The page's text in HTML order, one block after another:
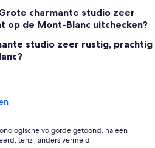
charmante studio zeer
op de Mont-Blanc uitchecken?
studio zeer rustig, prachtig
volgorde getoond, na een
tenzij anders vermeld.